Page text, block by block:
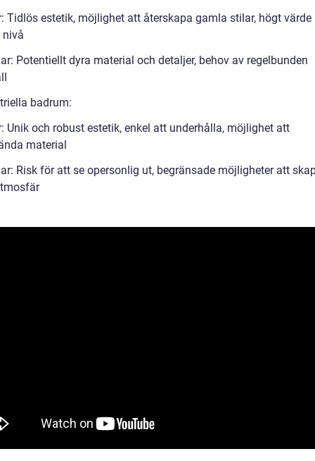
Tidlös estetik, möjlighet att återskapa gamla stilar, högt värde
nivå
Potentiellt dyra material och detaljer, behov av regelbunden
badrum:
Unik och robust estetik, enkel att underhålla, möjlighet att
material
Risk för att se opersonlig ut, begränsade möjligheter att